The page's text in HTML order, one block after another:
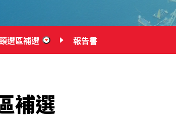
選區補選 “2009年灣仔區議會鵝頸選區補選”
報告書
補選